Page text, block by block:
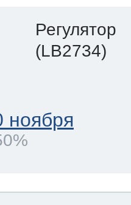
Регулятор
(LB2734)
ноября